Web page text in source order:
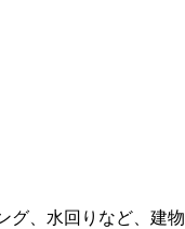
グ、水回りなど、建物